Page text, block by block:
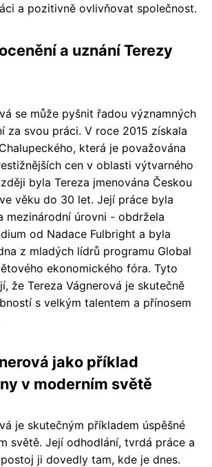
a pozitivně ovlivňovat společnost.
a uznání Terezy
se může pyšnit řadou významných
za svou práci. V roce 2015 získala
která je považována
cen v oblasti výtvarného
byla Tereza jmenována Českou
věku do 30 let. Její práce byla
mezinárodní úrovni - obdržela
od Nadace Fulbright a byla
z mladých lídrů programu Global
ekonomického fóra. Tyto
že Tereza Vágnerová je skutečně
s velkým talentem a přínosem
jako příklad
v moderním světě
je skutečným příkladem úspěšné
světě. Její odhodlání, tvrdá práce a
ji dovedly tam, kde je dnes.